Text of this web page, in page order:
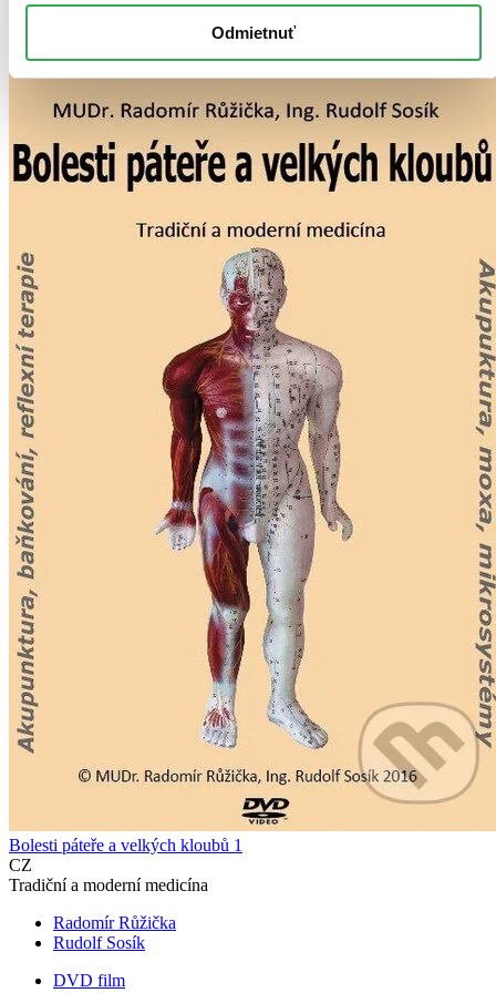
Odmietnuť
Pridať do zoznamu
Bolesti páteře a velkých kloubů 1
CZ
Tradiční a moderní medicína
Radomír Růžička
Rudolf Sosík
DVD film